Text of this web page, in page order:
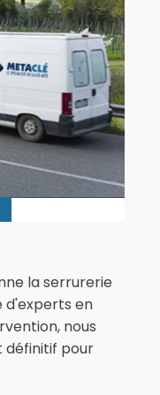
la serrurerie
d'experts en
nous
définitif pour